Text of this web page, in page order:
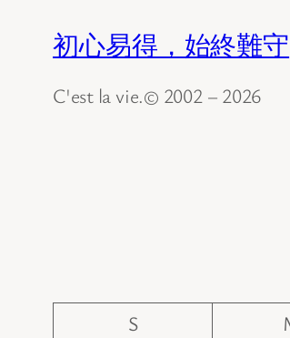
初心易得，始終難守
C'est la vie.© 2002 – 2026
S